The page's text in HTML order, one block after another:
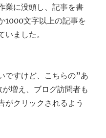
業に没頭し、記事を書
1000文字以上の記事を
ました。
ですけど、こちらの”あ
増え、ブログ訪問者も
がクリックされるよう